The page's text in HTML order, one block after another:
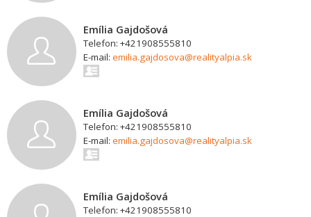
Emília Gajdošová
Telefon: +421908555810
E-mail: emilia.gajdosova@realityalpia.sk
Emília Gajdošová
Telefon: +421908555810
E-mail: emilia.gajdosova@realityalpia.sk
Emília Gajdošová
Telefon: +421908555810